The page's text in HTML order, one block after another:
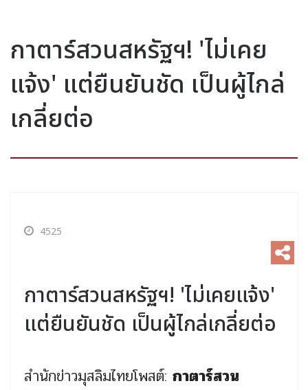
กาตาร์สวนสหรัฐฯ! 'ไม่เคย
แจ้ง' แต่ยืนยันชัด เป็นผู้ไกล่
เกลี่ยต่อ
4525
กาตาร์สวนสหรัฐฯ! 'ไม่เคยแจ้ง'
แต่ยืนยันชัด เป็นผู้ไกล่เกลี่ยต่อ
สำนักข่าวมุสลิมไทยโพสต์: กาตาร์สวน